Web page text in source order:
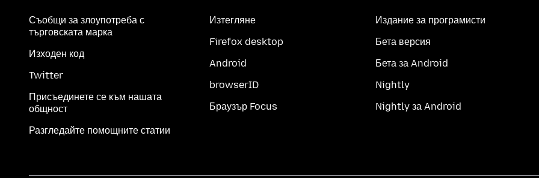
Съобщи за злоупотреба с
търговската марка
Изходен код
Twitter
Присъединете се към нашата
общност
Разгледайте помощните статии
Изтегляне
Firefox desktop
Android
browserID
Браузър Focus
Издание за програмисти
Бета версия
Бета за Android
Nightly
Nightly за Android